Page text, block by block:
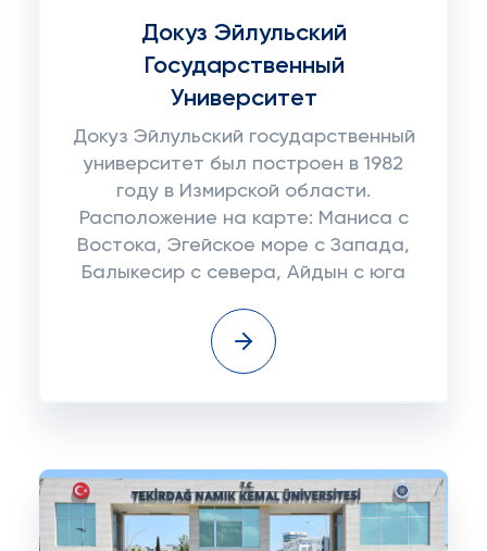
Докуз Эйлульский
Государственный
Университет
Докуз Эйлульский государственный
университет был построен в 1982
году в Измирской области.
Расположение на карте: Маниса с
Востока, Эгейское море с Запада,
Балыкесир с севера, Айдын с юга